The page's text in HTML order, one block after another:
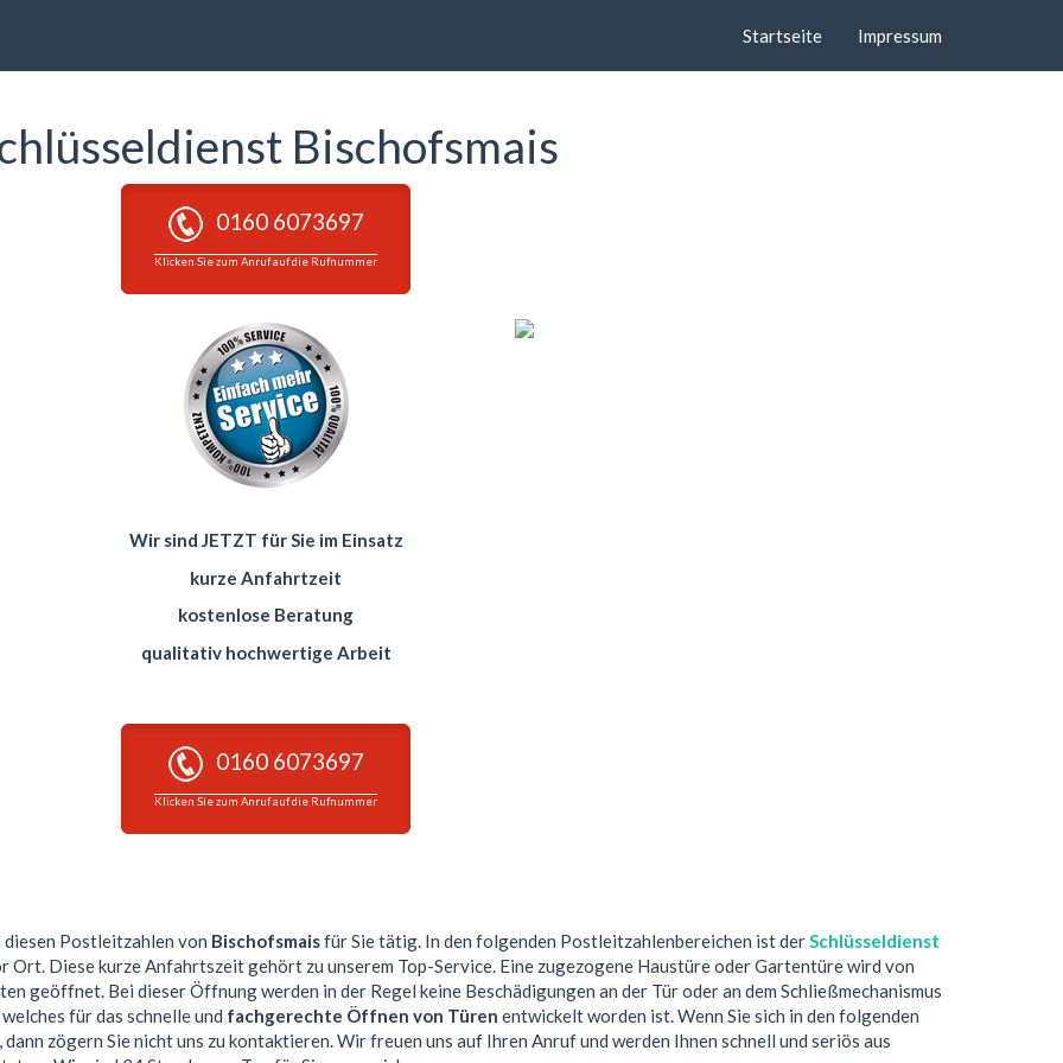
Startseite Impressum
Bischofsmais
0160 6073697
Klicken Sie zum Anruf auf die Rufnummer
Wir sind JETZT für Sie im Einsatz
kurze Anfahrtzeit
kostenlose Beratung
qualitativ hochwertige Arbeit
0160 6073697
Klicken Sie zum Anruf auf die Rufnummer
Postleitzahlen von Bischofsmaisfür Sie tätig. In den folgenden Postleitzahlenbereichen ist derSchlüsseldienst
Diese kurze Anfahrtszeit gehört zu unserem Top-Service. Eine zugezogene Haustüre oder Gartentüre wird von
geöffnet. Bei dieser Öffnung werden in der Regel keine Beschädigungen an der Tür oder an dem Schließmechanismus
für das schnelle und fachgerechte Öffnen von Türen entwickelt worden ist. Wenn Sie sich in den folgenden
zögern Sie nicht uns zu kontaktieren. Wir freuen uns auf Ihren Anruf und werden Ihnen schnell und seriös aus